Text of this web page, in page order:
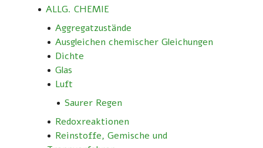
ALLG. CHEMIE
Aggregatzustände
Ausgleichen chemischer Gleichungen
Dichte
Glas
Luft
Saurer Regen
Redoxreaktionen
Reinstoffe, Gemische und